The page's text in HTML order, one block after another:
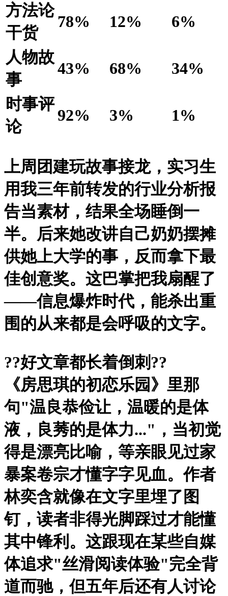
方法论
干货
78% 12%
6%
人物故
事
43% 68%
34%
时事评
论
92% 3% 1%
上周团建玩故事接龙，实习生
用我三年前转发的行业分析报
告当素材，结果全场睡倒一
半。后来她改讲自己奶奶摆摊
供她上大学的事，反而拿下最
佳创意奖。这巴掌把我扇醒了
——信息爆炸时代，能杀出重
围的从来都是会呼吸的文字。
??好文章都长着倒刺??
《房思琪的初恋乐园》里那
句"温良恭俭让，温暖的是体
液，良莠的是体力..."，当初觉
得是漂亮比喻，等亲眼见过家
暴案卷宗才懂字字见血。作者
林奕含就像在文字里埋了图
钉，读者非得光脚踩过才能懂
其中锋利。这跟现在某些自媒
体追求"丝滑阅读体验"完全背
道而驰，但五年后还有人讨论